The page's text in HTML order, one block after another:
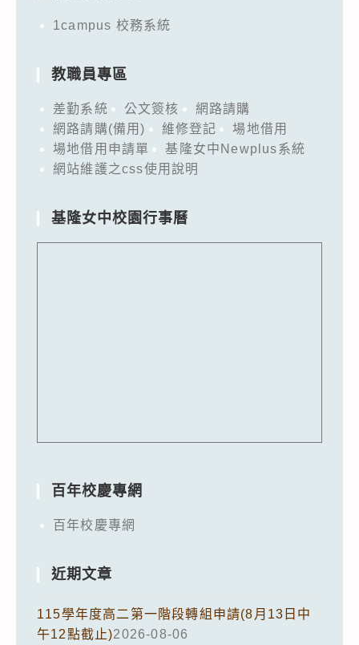
1campus 校務系統
教職員專區
差勤系統 公文簽核
網路請購
網路請購(備用)
維修登記
場地借用
場地借用申請單
基隆女中Newplus系統
網站維護之css使用說明
基隆女中校園行事曆
百年校慶專網
百年校慶專網
近期文章
115學年度高二第一階段轉組申請(8月13日中
午12點截止)2026-08-06